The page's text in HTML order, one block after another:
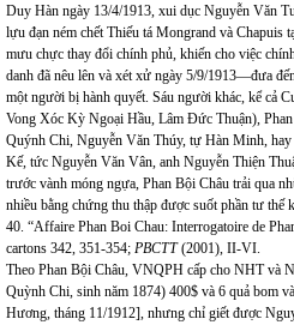
Duy Hàn ngày 13/4/1913, xui dục Nguyễn Văn
lựu đạn ném chết Thiếu tá Mongrand và Chapuis
mưu chực thay đổi chính phủ, khiến cho việc
danh đã nêu lên và xét xử ngày 5/9/1913—đưa
một người bị hành quyết. Sáu người khác, kể cả
Vong Xóc Kỳ Ngoại Hầu, Lâm Đức Thuận),
Quýnh Chi, Nguyễn Văn Thúy, tự Hàn Minh,
Kế, tức Nguyễn Văn Vân, anh Nguyễn Thiện
trước vành móng ngựa, Phan Bội Châu trải qua
nhiều bằng chứng thu thập được suốt phần tư thế
40. “Affaire Phan Boi Chau: Interrogatoire de
cartons 342, 351-354; PBCTT(2001), II-VI.
Theo Phan Bội Châu, VNQPH cấp cho NHT và
Quỳnh Chi, sinh năm 1874) 400$ và 6 quả bom
Hương, tháng 11/1912], nhưng chỉ giết được